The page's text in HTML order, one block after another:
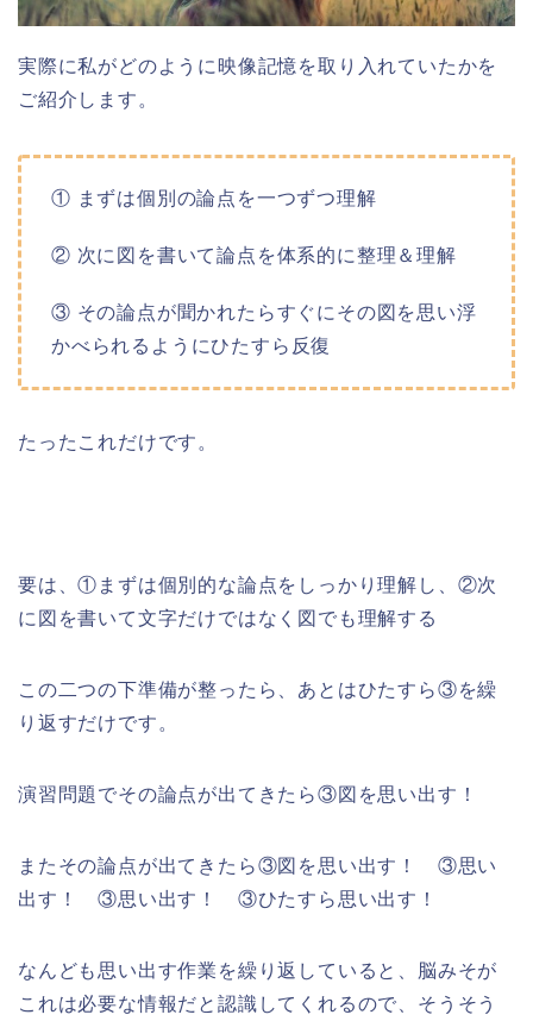
実際に私がどのように映像記憶を取り入れていたかを
ご紹介します。
① まずは個別の論点を一つずつ理解
② 次に図を書いて論点を体系的に整理＆理解
③ その論点が聞かれたらすぐにその図を思い浮
かべられるようにひたすら反復
たったこれだけです。
要は、①まずは個別的な論点をしっかり理解し、②次
に図を書いて文字だけではなく図でも理解する
この二つの下準備が整ったら、あとはひたすら③を繰
り返すだけです。
演習問題でその論点が出てきたら③図を思い出す！
またその論点が出てきたら③図を思い出す！ ③思い
出す！ ③思い出す！ ③ひたすら思い出す！
なんども思い出す作業を繰り返していると、脳みそが
これは必要な情報だと認識してくれるので、そうそう